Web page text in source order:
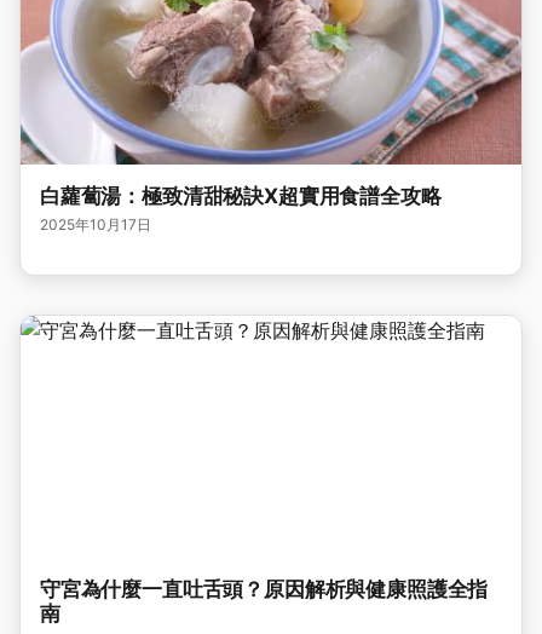
白蘿蔔湯：極致清甜秘訣X超實用食譜全攻略
2025年10月17日
守宮為什麼一直吐舌頭？原因解析與健康照護全指
南